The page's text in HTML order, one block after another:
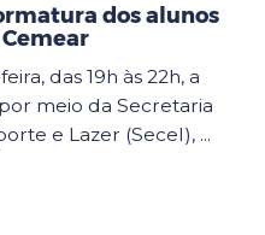
dos alunos
das 19h às 22h, a
meio da Secretaria
e Lazer (Secel), ...